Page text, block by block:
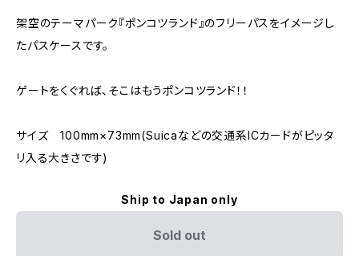
架空のテーマパーク『ポンコツランド』のフリーパスをイメージし
たパスケースです。
ゲートをくぐれば、そこはもうポンコツランド！！
サイズ 100mm×73mm(Suicaなどの交通系ICカードがピッタ
リ入る大きさです)
Ship to Japan only
Sold out